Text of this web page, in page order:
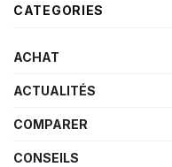
CATEGORIES
ACHAT
ACTUALITÉS
COMPARER
CONSEILS